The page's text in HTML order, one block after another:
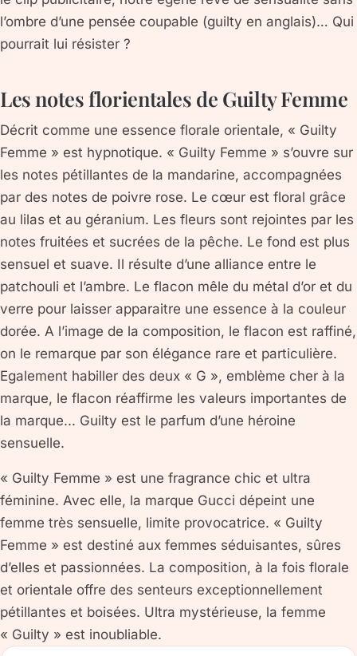
l’ombre d’une pensée coupable (guilty en anglais)… Qui
pourrait lui résister ?
Les notes florientales de Guilty Femme
Décrit comme une essence florale orientale, « Guilty
Femme » est hypnotique. « Guilty Femme » s’ouvre sur
les notes pétillantes de la mandarine, accompagnées
par des notes de poivre rose. Le cœur est floral grâce
au lilas et au géranium. Les fleurs sont rejointes par les
notes fruitées et sucrées de la pêche. Le fond est plus
sensuel et suave. Il résulte d’une alliance entre le
patchouli et l’ambre. Le flacon mêle du métal d’or et du
verre pour laisser apparaitre une essence à la couleur
dorée. A l’image de la composition, le flacon est raffiné,
on le remarque par son élégance rare et particulière.
Egalement habiller des deux « G », emblème cher à la
marque, le flacon réaffirme les valeurs importantes de
la marque... Guilty est le parfum d’une héroine
sensuelle.
« Guilty Femme » est une fragrance chic et ultra
féminine. Avec elle, la marque Gucci dépeint une
femme très sensuelle, limite provocatrice. « Guilty
Femme » est destiné aux femmes séduisantes, sûres
d’elles et passionnées. La composition, à la fois florale
et orientale offre des senteurs exceptionnellement
pétillantes et boisées. Ultra mystérieuse, la femme
« Guilty » est inoubliable.